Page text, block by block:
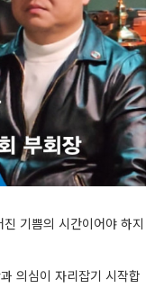
기쁨의 시간이어야 하지
의심이 자리잡기 시작합